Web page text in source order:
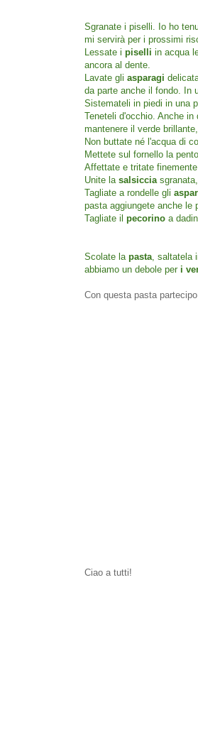
Sgranate i piselli. Io ho
mi servirà per i prossimi
Lessate i piselli in acqua
ancora al dente.
Lavate gli asparagi
da parte anche il fondo. In
Sistemateli in piedi in una
Teneteli d'occhio. Anche
mantenere il verde
Non buttate né l'acqua di
Mettete sul fornello la
Affettate e tritate
Unite la salsiccia
Tagliate a rondelle gli
pasta aggiungete anche le
Tagliate il pecorino a
Scolate la pasta ,
abbiamo un debole per i
Con questa pasta
Ciao a tutti!